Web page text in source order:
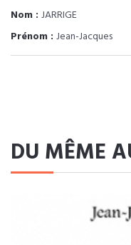
Nom : JARRIGE
Prénom : Jean-Jacques
DU MÊME